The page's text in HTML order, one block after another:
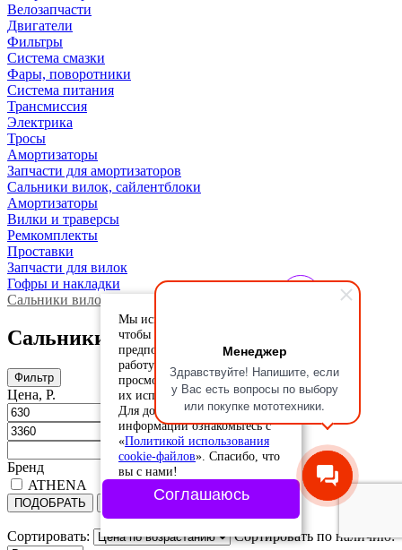
Менеджер
Здравствуйте! Напишите, если
у Вас есть вопросы по выбору
или покупке мототехники.
Велозапчасти
Двигатели
Фильтры
Система смазки
Фары, поворотники
Система питания
Трансмиссия
Электрика
Тросы
Амортизаторы
Запчасти для амортизаторов
Сальники вилок, сайлентблоки
Амортизаторы
Вилки и траверсы
Ремкомплекты
Проставки
Запчасти для вилок
Гофры и накладки
Сальники вилок, сайлентблоки
Сальники вилок, сайлентблоки
Фильтр
Цена, Р.
Бренд
ATHENA
ПОДОБРАТЬ
Сортировать: Сортировать по наличию:
Мы используем cookie-файлы,
чтобы учесть ваши
предпочтения и улучшить
работу сайта. Продолжая
просмотр, вы соглашаетесь с
их использованием.
Для дополнительной
информации ознакомьтесь с
«Политикой использования
cookie-файлов». Спасибо, что
вы с нами!
Соглашаюсь